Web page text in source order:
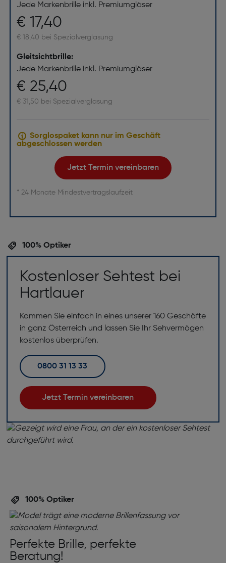
Jede Markenbrille inkl. Premiumgläser
€ 17,40
€ 18,40 bei Spezialverglasung
Gleitsichtbrille:
Jede Markenbrille inkl. Premiumgläser
€ 25,40
€ 31,50 bei Spezialverglasung
Sorglospaket kann nur im Geschäft
abgeschlossen werden
Jetzt Termin vereinbaren
* 24 Monate Mindestvertragslaufzeit
100% Optiker
Kostenloser Sehtest bei
Hartlauer
Kommen Sie einfach in eines unserer 160 Geschäfte
in ganz Österreich und lassen Sie Ihr Sehvermögen
kostenlos überprüfen.
0800 31 13 33
Jetzt Termin vereinbaren
100% Optiker
Perfekte Brille, perfekte
Beratung!